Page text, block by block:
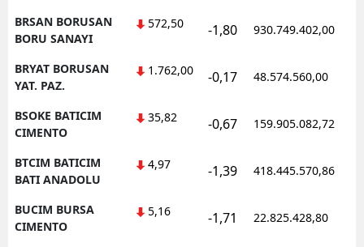
BRSAN BORUSAN
BORU SANAYI
572,50 -1,80 930.749.402,00
BRYAT BORUSAN
YAT. PAZ.
1.762,00 -0,17 48.574.560,00
BSOKE BATICIM
CIMENTO
35,82 -0,67 159.905.082,72
BTCIM BATICIM
BATI ANADOLU
4,97 -1,39 418.445.570,86
BUCIM BURSA
CIMENTO
5,16 -1,71 22.825.428,80